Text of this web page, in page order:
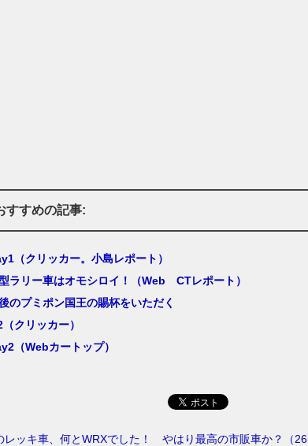
すすめの記事:
（クリッカー。小島レポート）
ラリー車はオモシロイ！（Web CTレポート）
のプミポン国王の賜杯をいただく
クリッカー）
（Webカートップ）
レッキ車、何とWRXでした！ やはり最高の市販車か？（26